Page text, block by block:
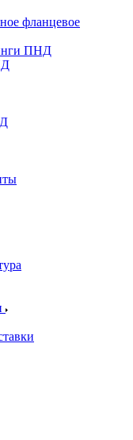
фланцевое
ПНД